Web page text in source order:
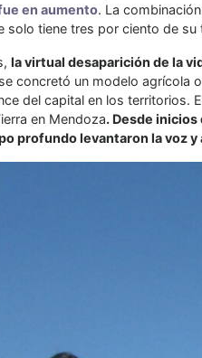
en aumento. La
solo tiene tres por ciento de
la virtual desaparición de la
concretó un modelo agrícola
del capital en los territorios.
en Mendoza. Desde
profundo levantaron la voz y